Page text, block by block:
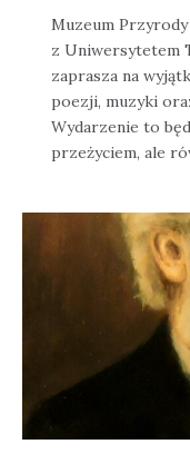
Muzeum
z Uniwersytetem
zaprasza na
poezji, muzyki
Wydarzenie to
przeżyciem, ale